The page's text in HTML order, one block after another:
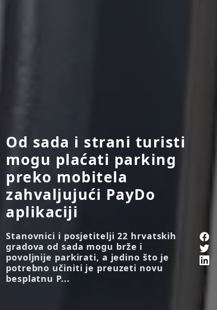
Od sada i strani turisti
mogu plaćati parking
preko mobitela
zahvaljujući PayDo
aplikaciji
Stanovnici i posjetitelji 22 hrvatskih
gradova od sada mogu brže i
povoljnije parkirati, a jedino što je
potrebno učiniti je preuzeti novu
besplatnu P...